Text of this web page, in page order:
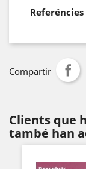
Compartir
Clients que
també han